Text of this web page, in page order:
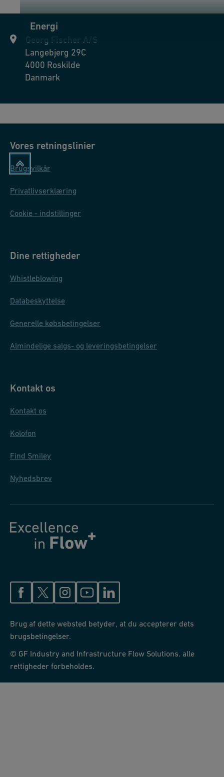
Energi
Georg Fischer A/S
Langebjerg 29C
4000 Roskilde
Danmark
Vores retningslinier
Brugsvilkår
Privatlivserklæring
Cookie - indstillinger
Dine rettigheder
Whistleblowing
Databeskyttelse
Generelle købsbetingelser
Almindelige salgs- og leveringsbetingelser
Kontakt os
Kontakt os
Kolofon
Find Smiley
Nyhedsbrev
Brug af dette websted betyder, at du accepterer dets
brugsbetingelser.
© GF Industry and Infrastructure Flow Solutions. alle
rettigheder forbeholdes.